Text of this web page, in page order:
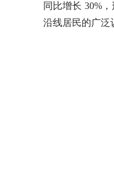
同比增长 30%
沿线居民的广泛